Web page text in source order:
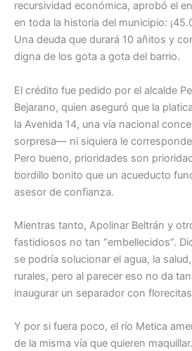
recursividad económica, aprobó el
en toda la historia del municipio:
Una deuda que durará 10 añitos y
digna de los gota a gota del barrio.
El crédito fue pedido por el alcalde
Bejarano, quien aseguró que la
la Avenida 14, una vía nacional
sorpresa— ni siquiera le
Pero bueno, prioridades son
bordillo bonito que un acueducto
asesor de confianza.
Mientras tanto, Apolinar Beltrán y
fastidiosos no tan “embellecidos”.
se podría solucionar el agua, la
rurales, pero al parecer eso no da
inaugurar un separador con
Y por si fuera poco, el río Metica
de la misma vía que quieren